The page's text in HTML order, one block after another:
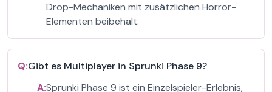
Drop-Mechaniken mit zusätzlichen Horror-
Elementen beibehält.
Q:Gibt es Multiplayer in Sprunki Phase 9?
A:Sprunki Phase 9 ist ein Einzelspieler-Erlebnis,